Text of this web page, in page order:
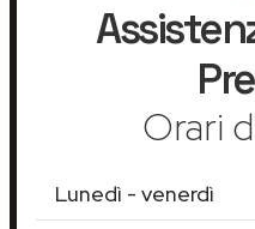
Orari
Lunedì - venerdì